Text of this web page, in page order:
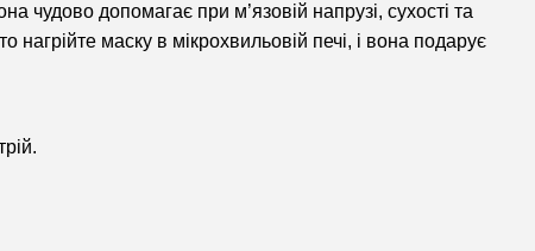
чудово допомагає при м’язовій напрузі, сухості та
маску в мікрохвильовій печі, і вона подарує